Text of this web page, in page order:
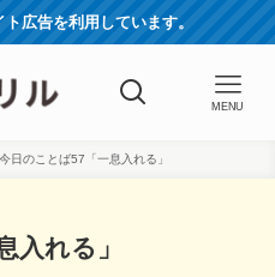
広告を利用しています。
MENU
今日のことば57「一息入れる」
入れる」